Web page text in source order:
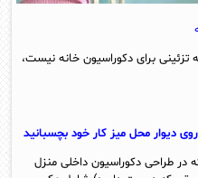
برای دکوراسیون خانه نیست،
در طراحی دکوراسیون داخلی منزل